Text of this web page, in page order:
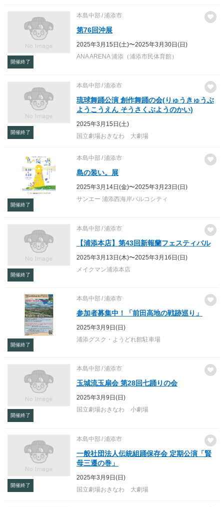
開催終了
本島中部 浦添市
第76回沖展
2025年3月15日(土)〜2025年3月30日(日)
ANA ARENA 浦添（浦添市民体育館）
開催終了
本島中部 浦添市
琉球舞踊公演 創作舞踊の会(りゅうきゅうぶ
ようこうえん そうさくぶようのかい)
2025年3月15日(土)
国立劇場おきなわ 大劇場
開催終了
本島中部 浦添市
島の装い。展
2025年3月14日(金)〜2025年3月23日(日)
サンエー 浦添西海岸パルコシティ
開催終了
本島中部 浦添市
【浦添本店】第43回新報蘭フェスティバル
2025年3月13日(木)〜2025年3月16日(日)
メイクマン浦添本店
開催終了
本島中部 浦添市
参加者募集中！「前田高地の戦跡巡り」
2025年3月9日(日)
浦添グスク・ようどれ館駐車場
開催終了
本島中部 浦添市
玉城流玉扇会 第28回七踊りの会
2025年3月9日(日)
国立劇場おきなわ 小劇場
開催終了
本島中部 浦添市
一般社団法人伝統組踊保存会 定期公演「賢
母三遷の巻」
2025年3月9日(日)
国立劇場おきなわ 大劇場